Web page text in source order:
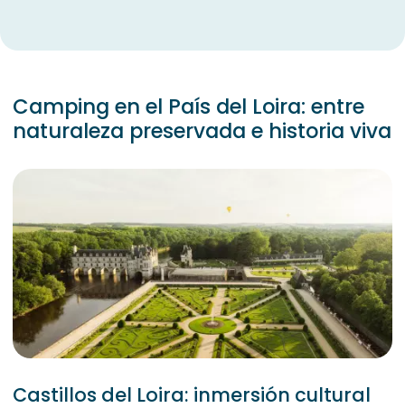
Camping en el País del Loira: entre
naturaleza preservada e historia viva
Castillos del Loira: inmersión cultural